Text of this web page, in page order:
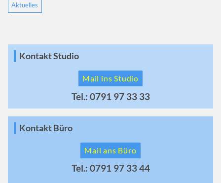
Aktuelles
Kontakt Studio
Mail ins Studio
Tel.: 0791 97 33 33
Kontakt Büro
Mail ans Büro
Tel.: 0791 97 33 44